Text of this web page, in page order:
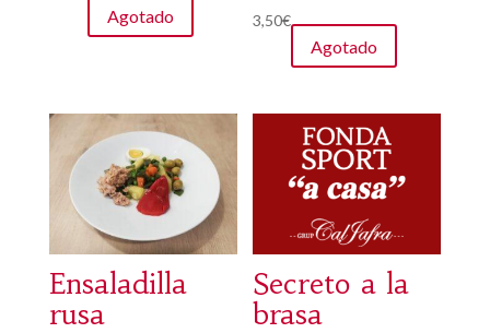
Agotado 3,50€
Agotado
Ensaladilla
rusa
Secreto a la
brasa